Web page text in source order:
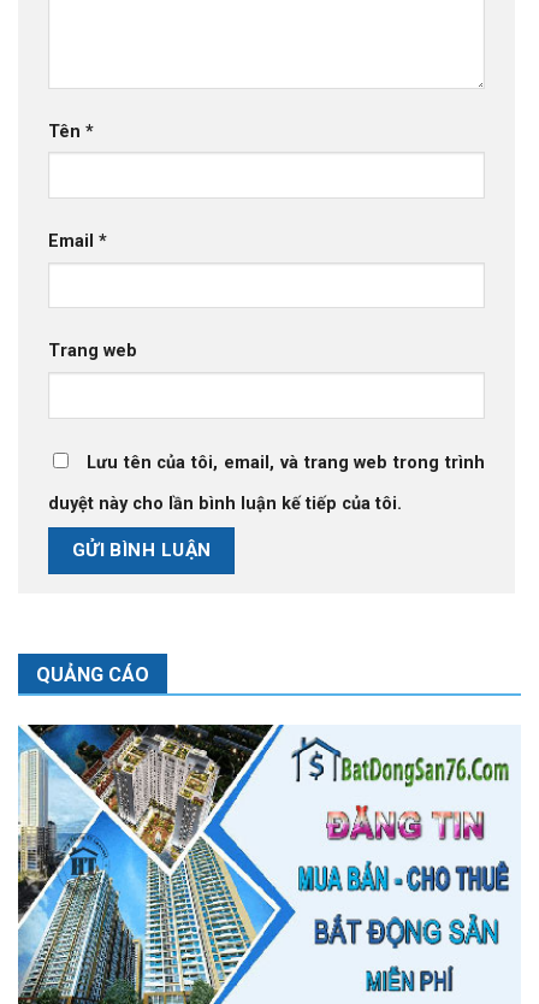
Tên *
Email *
Trang web
Lưu tên của tôi, email, và trang web trong trình
duyệt này cho lần bình luận kế tiếp của tôi.
QUẢNG CÁO